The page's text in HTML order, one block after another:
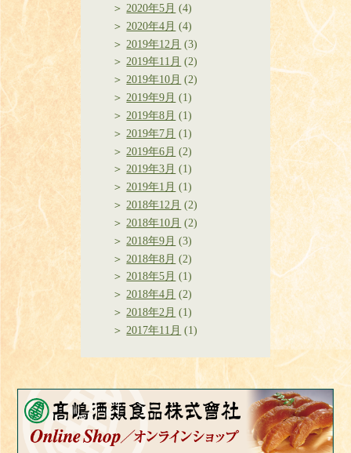
2020年5月 (4)
2020年4月 (4)
2019年12月 (3)
2019年11月 (2)
2019年10月 (2)
2019年9月 (1)
2019年8月 (1)
2019年7月 (1)
2019年6月 (2)
2019年3月 (1)
2019年1月 (1)
2018年12月 (2)
2018年10月 (2)
2018年9月 (3)
2018年8月 (2)
2018年5月 (1)
2018年4月 (2)
2018年2月 (1)
2017年11月 (1)